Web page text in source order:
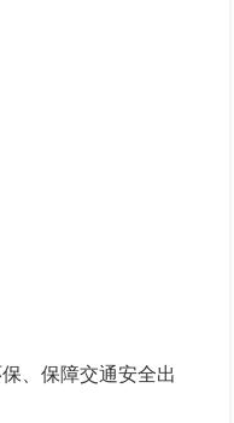
、保障交通安全出